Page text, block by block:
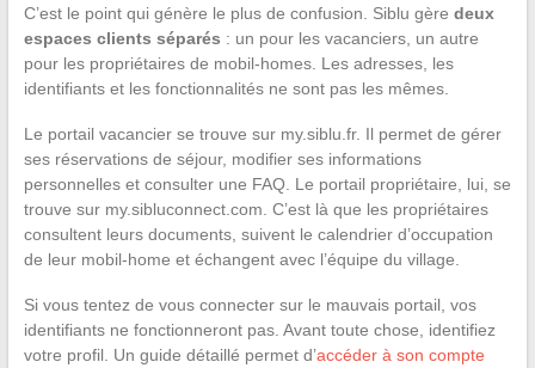
C’est le point qui génère le plus de confusion. Siblu gère deux
espaces clients séparés : un pour les vacanciers, un autre
pour les propriétaires de mobil-homes. Les adresses, les
identifiants et les fonctionnalités ne sont pas les mêmes.
Le portail vacancier se trouve sur my.siblu.fr. Il permet de gérer
ses réservations de séjour, modifier ses informations
personnelles et consulter une FAQ. Le portail propriétaire, lui, se
trouve sur my.sibluconnect.com. C’est là que les propriétaires
consultent leurs documents, suivent le calendrier d’occupation
de leur mobil-home et échangent avec l’équipe du village.
Si vous tentez de vous connecter sur le mauvais portail, vos
identifiants ne fonctionneront pas. Avant toute chose, identifiez
votre profil. Un guide détaillé permet d’accéder à son compte